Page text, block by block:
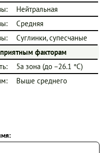
Нейтральная
Средняя
Суглинки, супесчаные
факторам
5a зона (до −26.1 °C)
Выше среднего